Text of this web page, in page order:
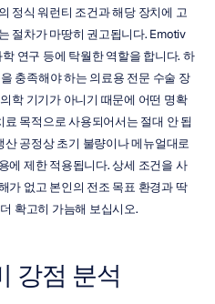
정식 워런티 조건과 해당 장치에 고
절차가 마땅히 권고됩니다. Emotiv
연구 등에 탁월한 역할을 합니다. 하
충족해야 하는 의료용 전문 수술 장
학 기기가 아니기 때문에 어떤 명확
목적으로 사용되어서는 절대 안 됩
공정상 초기 불량이나 메뉴얼대로
에 제한 적용됩니다. 상세 조건을 사
가 없고 본인의 전조 목표 환경과 딱
확고히 가늠해 보십시오.
강점 분석